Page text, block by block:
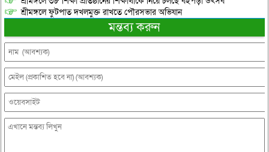
শ্রীমঙ্গলে ফুটপাত দখলমুক্ত রাখতে পৌরসভার অভিযান
মন্তব্য করুন